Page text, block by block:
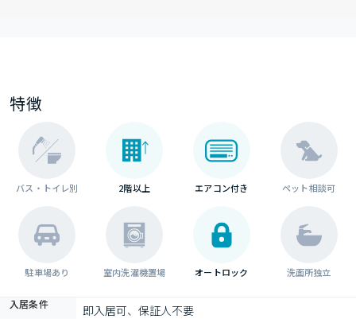
特徴
バス・トイレ別 2階以上 エアコン付き ペット相談可
駐車場あり 室内洗濯機置場 オートロック 洗面所独立
入居条件 即入居可、保証人不要